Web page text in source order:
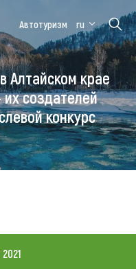
форум
Алтайская
зимовка
Автотуризм ru
Алтайском крае
создателей
конкурс